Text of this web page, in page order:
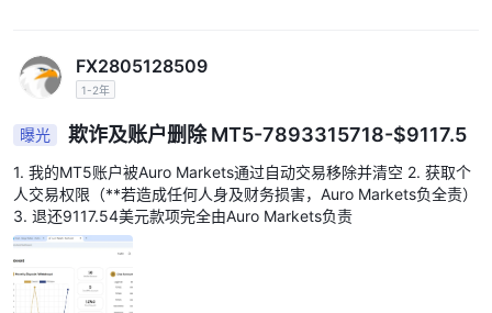
FX2805128509
1-2年
曝光 欺诈及账户删除 MT5-7893315718-$9117.5
1. 我的MT5账户被Auro Markets通过自动交易移除并清空 2. 获取个
人交易权限（**若造成任何人身及财务损害，Auro Markets负全责）
3. 退还9117.54美元款项完全由Auro Markets负责